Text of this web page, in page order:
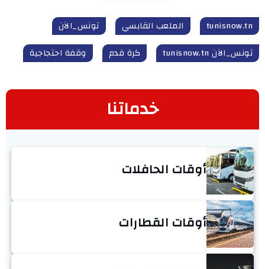
tunisnow.tn الملعب القابسي
تونس_الآن
تونس_الآن tunisnow.tn
كرة قدم وقفة احتجاجية
خدماتنا
أوقات الحافلات
أوقات القطارات